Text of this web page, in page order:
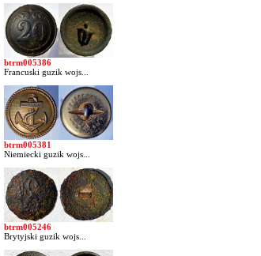
btrm005386
Francuski guzik wojs...
btrm005381
Niemiecki guzik wojs...
btrm005246
Brytyjski guzik wojs...